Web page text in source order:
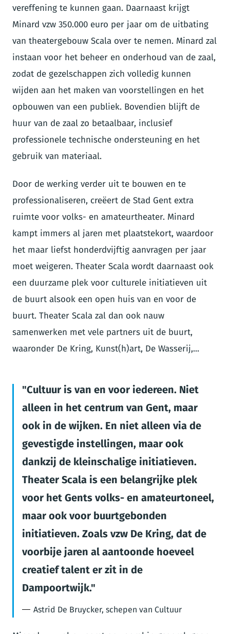
vereffening te kunnen gaan. Daarnaast krijgt
Minard vzw 350.000 euro per jaar om de uitbating
van theatergebouw Scala over te nemen. Minard zal
instaan voor het beheer en onderhoud van de zaal,
zodat de gezelschappen zich volledig kunnen
wijden aan het maken van voorstellingen en het
opbouwen van een publiek. Bovendien blijft de
huur van de zaal zo betaalbaar, inclusief
professionele technische ondersteuning en het
gebruik van materiaal.
Door de werking verder uit te bouwen en te
professionaliseren, creëert de Stad Gent extra
ruimte voor volks- en amateurtheater. Minard
kampt immers al jaren met plaatstekort, waardoor
het maar liefst honderdvijftig aanvragen per jaar
moet weigeren. Theater Scala wordt daarnaast ook
een duurzame plek voor culturele initiatieven uit
de buurt alsook een open huis van en voor de
buurt. Theater Scala zal dan ook nauw
samenwerken met vele partners uit de buurt,
waaronder De Kring, Kunst(h)art, De Wasserij,...
Cultuur is van en voor iedereen. Niet
alleen in het centrum van Gent, maar
ook in de wijken. En niet alleen via de
gevestigde instellingen, maar ook
dankzij de kleinschalige initiatieven.
Theater Scala is een belangrijke plek
voor het Gents volks- en amateurtoneel,
maar ook voor buurtgebonden
initiatieven. Zoals vzw De Kring, dat de
voorbije jaren al aantoonde hoeveel
creatief talent er zit in de
Dampoortwijk.
Astrid De Bruycker, schepen van Cultuur